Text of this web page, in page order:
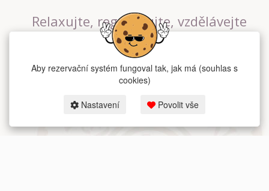
Relaxujte, regenerujte, vzdělávejte
se v největším jógovém studiu v
Praze
Aby rezervační systém fungoval tak, jak má (souhlas s
cookies)
Nastavení Povolit vše